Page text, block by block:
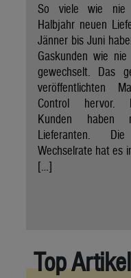
So viele wie nie
Halbjahr neuen
Jänner bis Juni
Gaskunden wie
gewechselt. Das
veröffentlichten
Control hervor.
Kunden haben
Lieferanten.
Wechselrate hat es
[…]
Top